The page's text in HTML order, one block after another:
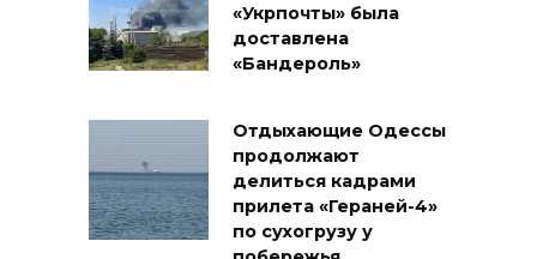
«Укрпочты» была
доставлена
«Бандероль»
Отдыхающие Одессы
продолжают
делиться кадрами
прилета «Гераней-4»
по сухогрузу у